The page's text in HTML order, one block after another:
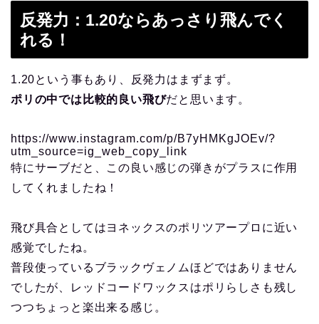
反発力：1.20ならあっさり飛んでく
れる！
1.20という事もあり、反発力はまずまず。
ポリの中では比較的良い飛びだと思います。
https://www.instagram.com/p/B7yHMKgJOEv/?
utm_source=ig_web_copy_link
特にサーブだと、この良い感じの弾きがプラスに作用
してくれましたね！
飛び具合としてはヨネックスのポリツアープロに近い
感覚でしたね。
普段使っているブラックヴェノムほどではありません
でしたが、レッドコードワックスはポリらしさも残し
つつちょっと楽出来る感じ。